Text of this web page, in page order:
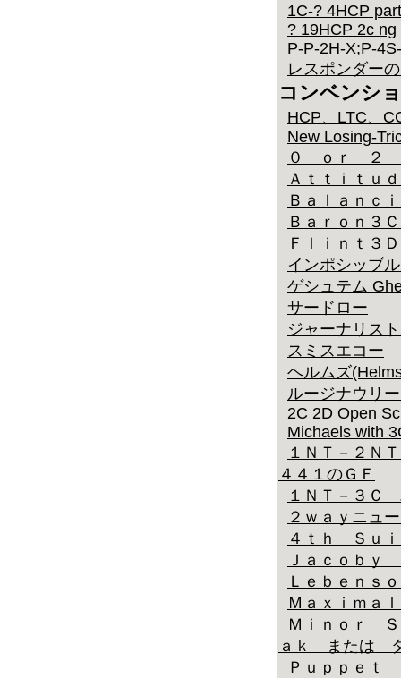
1C-? 4HCP
? 19HCP 2c ng
P-P-2H-X;P-
レスポンダー
コンベンシ
HCP、LTC、
New Losing-
０ ｏｒ ２
Ａｔｔｉｔｕ
Ｂａｌａｎｃ
Ｂａｒｏｎ３
Ｆｌｉｎｔ３
インポシッブ
ゲシュテム
サードロー
ジャーナリス
スミスエコー
ヘルムズ
ルージナウリ
2C 2D Open
Michaels with
１ＮＴ－２
４４１のＧＦ
１ＮＴ－３Ｃ
２ｗａｙニュ
４ｔｈ Ｓｕ
Ｊａｃｏｂｙ
Ｌｅｂｅｎｓ
Ｍａｘｉｍａ
Ｍｉｎｏｒ
ａｋ または ダ
Ｐｕｐｐｅｔ